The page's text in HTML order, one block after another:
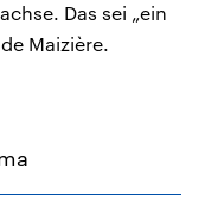
Das sei „ein
Maizière.